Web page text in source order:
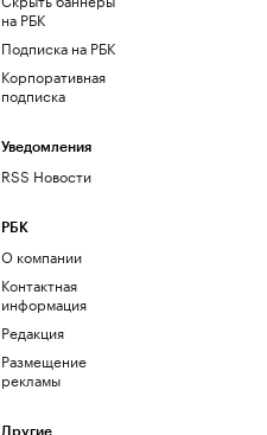
на РБК
Подписка на РБК
Корпоративная
подписка
Уведомления
RSS Новости
РБК
О компании
Контактная
информация
Редакция
Размещение
рекламы
Другие